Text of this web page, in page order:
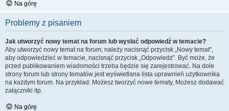
Na górę
Problemy z pisaniem
Jak utworzyć nowy temat na forum lub wysłać odpowiedź w temacie?
Aby utworzyć nowy temat na forum, należy nacisnąć przycisk „Nowy temat”,
aby odpowiedzieć w temacie, nacisnąć przycisk „Odpowiedz”. Być może, że
przed publikowaniem wiadomości trzeba będzie się zarejestrować. Na dole
strony forum lub strony tematów jest wyświetlana lista uprawnień użytkownika
na każdym forum. Na przykład: Możesz tworzyć nowe tematy, Możesz dodawać
załączniki itp.
Na górę